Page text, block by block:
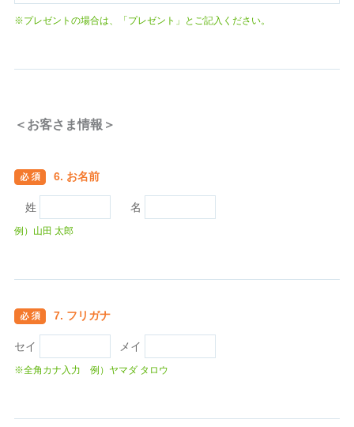
※プレゼントの場合は、「プレゼント」とご記入ください。
＜お客さま情報＞
6. お名前
姓 名
例）山田 太郎
7. フリガナ
セイ メイ
※全角カナ入力 例）ヤマダ タロウ